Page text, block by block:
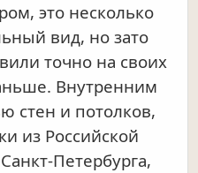
это несколько
вид, но зато
точно на своих
Внутренним
стен и потолков,
из Российской
Петербурга,